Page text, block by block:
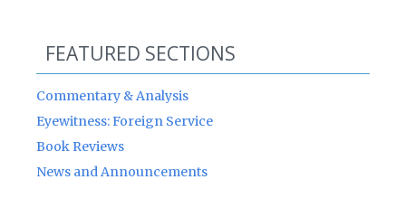
FEATURED SECTIONS
Commentary & Analysis
Eyewitness: Foreign Service
Book Reviews
News and Announcements